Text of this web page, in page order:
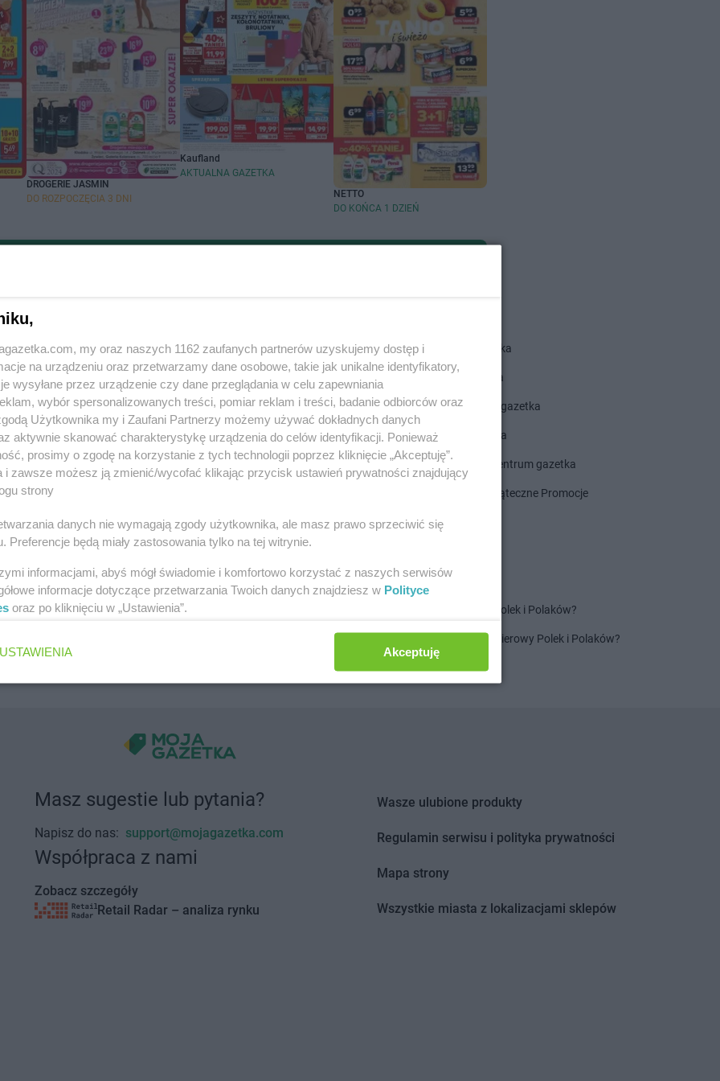
DROGERIE JASMIN
DO ROZPOCZĘCIA 3 DNI
Kaufland
AKTUALNA GAZETKA
NETTO
DO KOŃCA 1 DZIEŃ
Biedronka gazetka
Lidl gazetka
Kaufland gazetka
PEPCO gazetka
Netto gazetka
Action gazetka
ALDI gazetka
ROSSMANN gazetka
Dealz gazetka
Delikatesy Centrum gazetka
Gazetka Świąteczne Promocje
Jakie są ulubione płatki owsiane Polek i Polaków? Jaki jest ulubiony szampon Polek i Polaków?
Jaki jest ulubiony ręcznik papierowy Polek i Polaków?
Masz sugestie lub pytania?
Napisz do nas: support@mojagazetka.com
Współpraca z nami
Zobacz szczegóły
Retail Radar – analiza rynku
Wasze ulubione produkty
Regulamin serwisu i polityka prywatności
Mapa strony
Wszystkie miasta z lokalizacjami sklepów
my oraz naszych 1162 zaufanych partnerów uzyskujemy dostęp i
na urządzeniu oraz przetwarzamy dane osobowe, takie jak unikalne identyfikatory,
wysyłane przez urządzenie czy dane przeglądania w celu zapewniania
wybór spersonalizowanych treści, pomiar reklam i treści, badanie odbiorców oraz
Użytkownika my i Zaufani Partnerzy możemy używać dokładnych danych
aktywnie skanować charakterystykę urządzenia do celów identyfikacji. Ponieważ
prosimy o zgodę na korzystanie z tych technologii poprzez kliknięcie „Akceptuję”.
i zawsze możesz ją zmienić/wycofać klikając przycisk ustawień prywatności znajdujący
strony
danych nie wymagają zgody użytkownika, ale masz prawo sprzeciwić się
Preferencje będą miały zastosowania tylko na tej witrynie.
informacjami, abyś mógł świadomie i komfortowo korzystać z naszych serwisów
informacje dotyczące przetwarzania Twoich danych znajdziesz w Polityce
oraz po kliknięciu w „Ustawienia”.
USTAWIENIA Akceptuję